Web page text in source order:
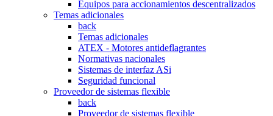
Equipos para accionamientos descentralizados
Temas adicionales
back
Temas adicionales
ATEX - Motores antideflagrantes
Normativas nacionales
Sistemas de interfaz ASi
Seguridad funcional
Proveedor de sistemas flexible
back
Proveedor de sistemas flexible